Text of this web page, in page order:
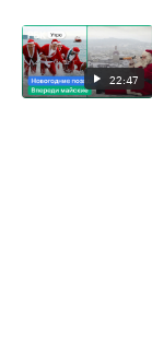
22:47